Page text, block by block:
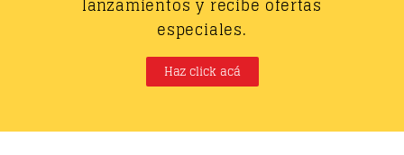
lanzamientos y recibe ofertas
especiales.
Haz click acá